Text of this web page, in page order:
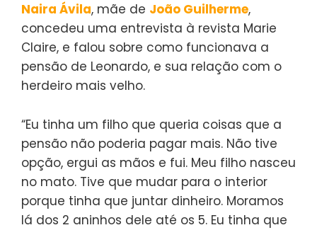
Naira Ávila, mãe de João Guilherme,
concedeu uma entrevista à revista Marie
Claire, e falou sobre como funcionava a
pensão de Leonardo, e sua relação com o
herdeiro mais velho.
“Eu tinha um filho que queria coisas que a
pensão não poderia pagar mais. Não tive
opção, ergui as mãos e fui. Meu filho nasceu
no mato. Tive que mudar para o interior
porque tinha que juntar dinheiro. Moramos
lá dos 2 aninhos dele até os 5. Eu tinha que